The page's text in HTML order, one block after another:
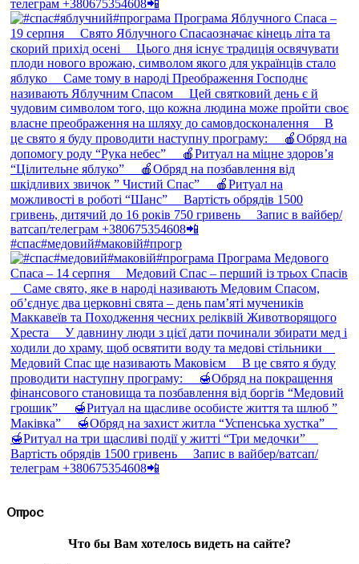
#спас#медовий#маковій#прогр
Опрос
Что бы Вам хотелось видеть на сайте?